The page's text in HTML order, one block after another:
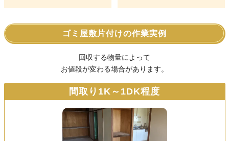
ゴミ屋敷片付けの作業実例
回収する物量によって
お値段が変わる場合があります。
間取り1K～1DK程度